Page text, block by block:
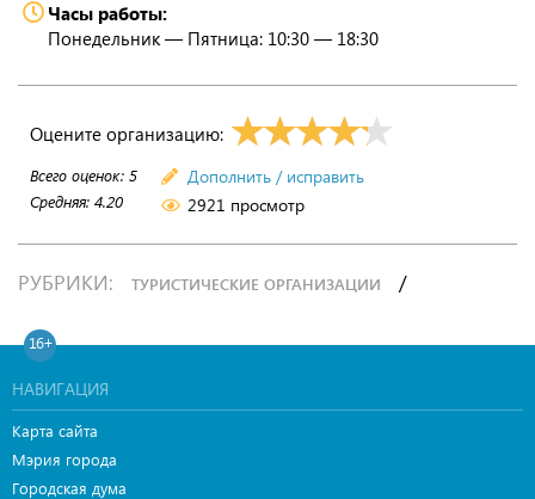
Часы работы:
Понедельник — Пятница: 10:30 — 18:30
Оцените организацию:
Всего оценок: 5
Средняя: 4.20
Дополнить / исправить
2921 просмотр
РУБРИКИ: ТУРИСТИЧЕСКИЕ ОРГАНИЗАЦИИ /
16+
НАВИГАЦИЯ
Карта сайта
Мэрия города
Городская дума